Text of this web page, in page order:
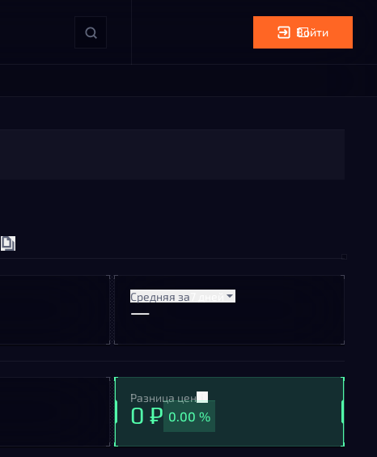
Войти
Средняя за
—
Разница цен
0 ₽ 0.00 %